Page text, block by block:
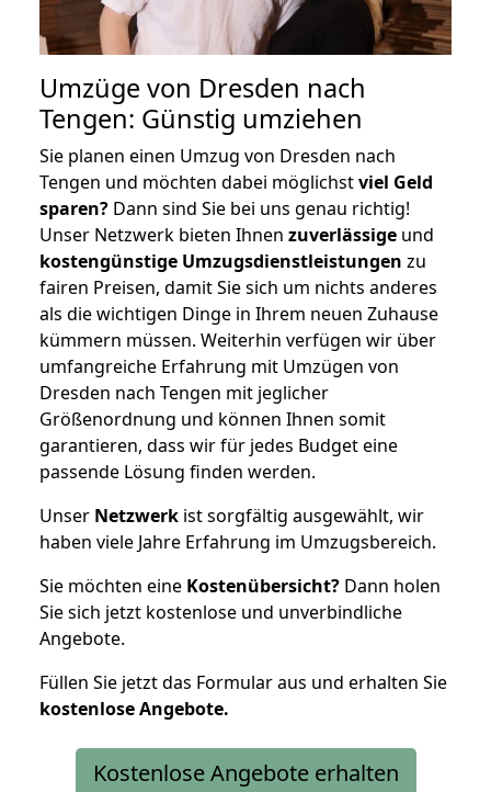
Umzüge von Dresden nach
Tengen: Günstig umziehen
Sie planen einen Umzug von Dresden nach
Tengen und möchten dabei möglichstviel Geld
sparen? Dann sind Sie bei uns genau richtig!
Unser Netzwerk bieten Ihnen zuverlässige und
kostengünstige Umzugsdienstleistungen zu
fairen Preisen, damit Sie sich um nichts anderes
als die wichtigen Dinge in Ihrem neuen Zuhause
kümmern müssen. Weiterhin verfügen wir über
umfangreiche Erfahrung mit Umzügen von
Dresden nach Tengen mit jeglicher
Größenordnung und können Ihnen somit
garantieren, dass wir für jedes Budget eine
passende Lösung finden werden.
Unser Netzwerk ist sorgfältig ausgewählt, wir
haben viele Jahre Erfahrung im Umzugsbereich.
Sie möchten eine Kostenübersicht? Dann holen
Sie sich jetzt kostenlose und unverbindliche
Angebote.
Füllen Sie jetzt das Formular aus und erhalten Sie
kostenloseAngebote.
Kostenlose Angebote erhalten